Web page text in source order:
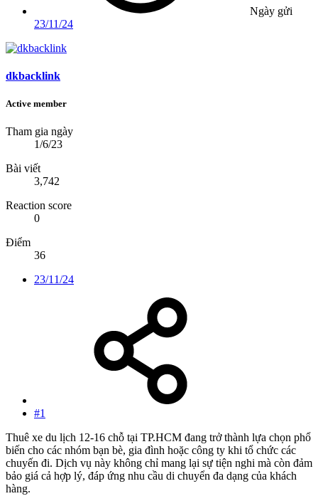
Ngày gửi
23/11/24
dkbacklink
Active member
Tham gia ngày
1/6/23
Bài viết
3,742
Reaction score
0
Điểm
36
23/11/24
#1
Thuê xe du lịch 12-16 chỗ tại TP.HCM đang trở thành lựa chọn phổ
biến cho các nhóm bạn bè, gia đình hoặc công ty khi tổ chức các
chuyến đi. Dịch vụ này không chỉ mang lại sự tiện nghi mà còn đảm
bảo giá cả hợp lý, đáp ứng nhu cầu di chuyển đa dạng của khách
hàng.